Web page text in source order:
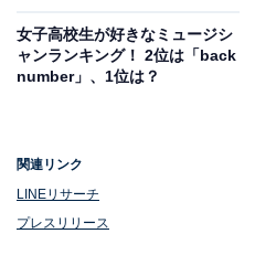
その後も数々のヒット曲を
ーマン』（テレビ東京系）
BACK』、スタジオジブリ
説『虎に翼』の主題歌『さよ
気ゲーム「FINAL FANTASY
を見ていた』など、名曲ぞろ
女子高校生が好きなミュージシ
ャンランキング！ 2位は「back
number」、1位は？
関連リンク
LINEリサーチ
プレスリリース